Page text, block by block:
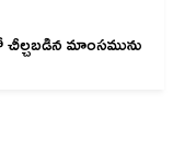
చీల్చబడిన మాంసమును